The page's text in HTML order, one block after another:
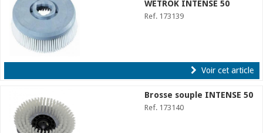
WETROK INTENSE 50
Ref. 173139
Voir cet article
Brosse souple INTENSE 50
Ref. 173140